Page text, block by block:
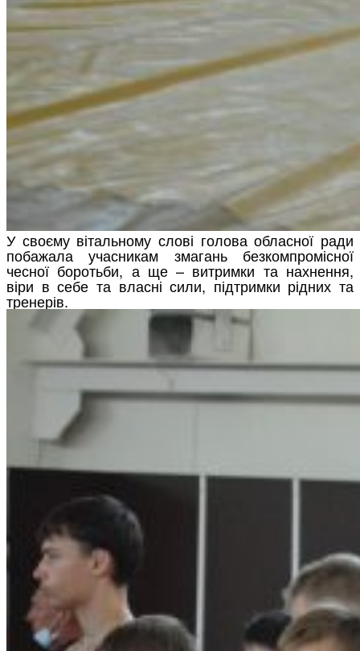
У своєму вітальному слові голова обласної ради
побажала учасникам змагань безкомпромісної
чесної боротьби, а ще – витримки та нахнення,
віри в себе та власні сили, підтримки рідних та
тренерів.